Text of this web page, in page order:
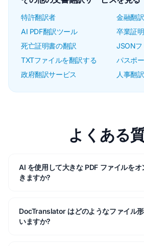
特許翻訳者
金融翻
AI PDF翻訳ツール
卒業証
死亡証明書の翻訳
JSONフ
TXTファイルを翻訳する
パスポ
政府翻訳サービス
人事翻
よくある
AI を使用して大きな PDF ファイルを
きますか?
DocTranslator はどのようなファイル
いますか?